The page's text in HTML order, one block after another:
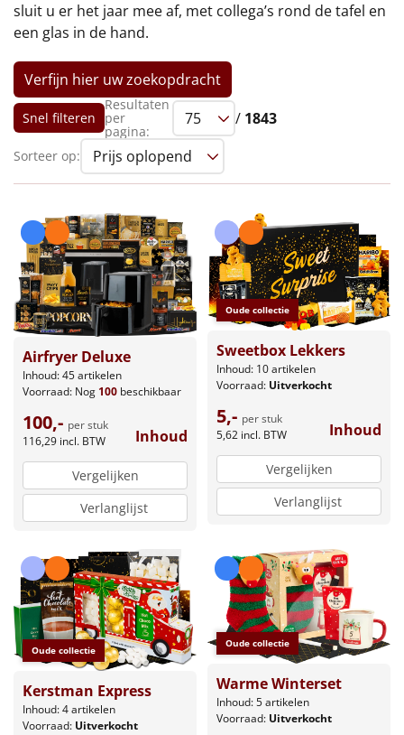
Thema
Origineel
Rituals
Mannen
Vrouwen
Duurzaam
Leuke
Goedkope
Uniek
Alle thema's
Artikel
Hitster
Pizzarette
Tas
Wake up light
NIEUW
Borrelplank
sluit u er het jaar mee af, met collega’s rond de tafel en
een glas in de hand.
Verfijn hier uw zoekopdracht
Snel filteren
Resultaten
per
pagina:
/ 1843
Sorteer op:
Airfryer Deluxe
Inhoud: 45 artikelen
Voorraad: Nog 100 beschikbaar
100,- per stuk
116,29 incl. BTW Inhoud
Vergelijken
Verlanglijst
Oude collectie
Sweetbox Lekkers
Inhoud: 10 artikelen
Voorraad: Uitverkocht
5,- per stuk
5,62 incl. BTW Inhoud
Vergelijken
Verlanglijst
Oude collectie
Kerstman Express
Inhoud: 4 artikelen
Voorraad: Uitverkocht
Oude collectie
Warme Winterset
Inhoud: 5 artikelen
Voorraad: Uitverkocht